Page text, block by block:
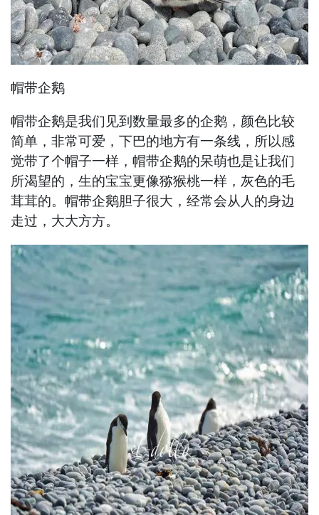
帽带企鹅
帽带企鹅是我们见到数量最多的企鹅，颜色比较
简单，非常可爱，下巴的地方有一条线，所以感
觉带了个帽子一样，帽带企鹅的呆萌也是让我们
所渴望的，生的宝宝更像猕猴桃一样，灰色的毛
茸茸的。帽带企鹅胆子很大，经常会从人的身边
走过，大大方方。